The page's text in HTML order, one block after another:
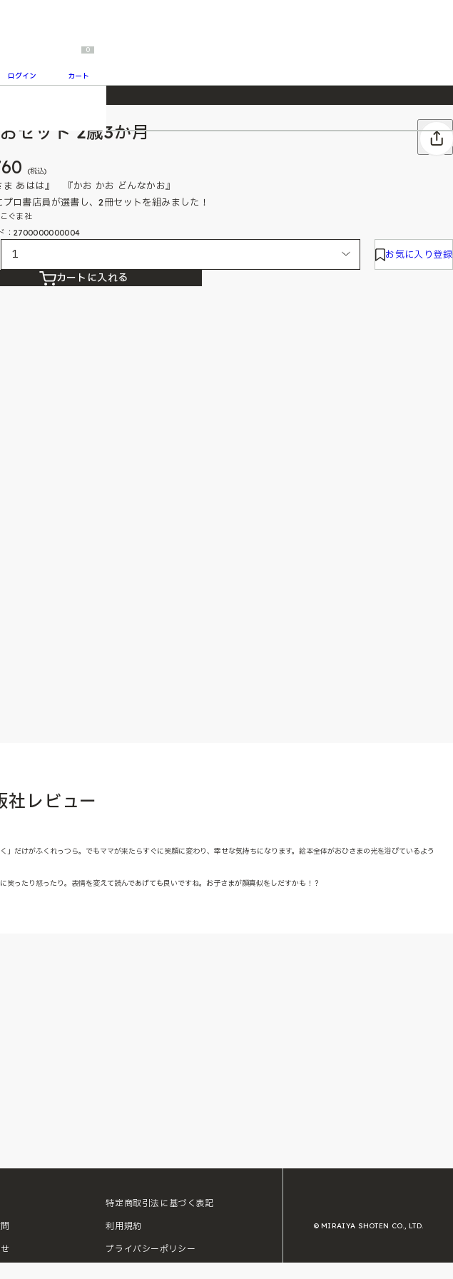
2026/7/23 『ONE PIECE magazine 021 ONE PIECEカード付き同梱版』発売延期のご案内
ログイン
0
カート
セット 2歳3か月
(税込)
ま あはは』 『かお かお どんなかお』
プロ書店員が選書し、2冊セットを組みました！
ぐま社
：2700000000004
お気に入り登録
カートに入れる
社レビュー
だけがふくれっつら。でもママが来たらすぐに笑顔に変わり、幸せな気持ちになります。絵本全体がおひさまの光を浴びているよう
ったり怒ったり。表情を変えて読んであげても良いですね。お子さまが顔真似をしだすかも！？
特定商取引法に基づく表記
利用規約
プライバシーポリシー
© MIRAIYA SHOTEN CO., LTD.